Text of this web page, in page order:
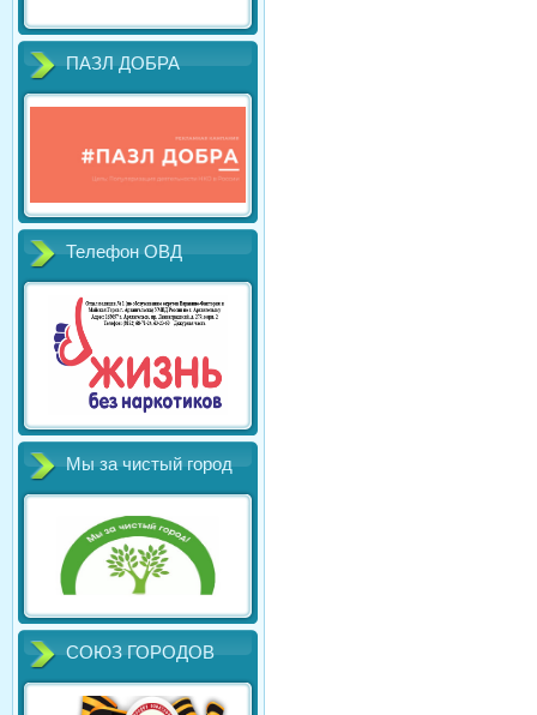
ПАЗЛ ДОБРА
Телефон ОВД
Мы за чистый город
СОЮЗ ГОРОДОВ